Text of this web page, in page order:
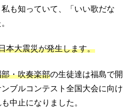
も知っていて、「いい歌だな
本大震災が発生します。
・吹奏楽部の生徒達は福島で開
ブルコンテスト全国大会に向け
中止になりました。